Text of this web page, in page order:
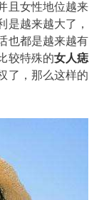
且女性地位越来
是越来越大了，
也都是越来越有
较特殊的女人痣
了，那么这样的